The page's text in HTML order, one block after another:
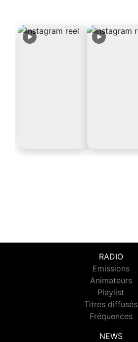
RADIO
Emissions
Animateurs
Playlist
Titres diffusés
Fréquences
NEWS